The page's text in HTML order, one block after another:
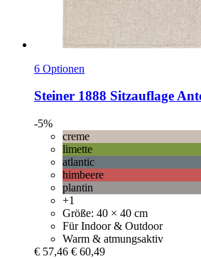
6 Optionen
Steiner 1888 Sitzauflage
-5%
creme
limette
atlantic
himbeere
plantin
+1
Größe: 40 × 40 cm
Für Indoor & Outdoor
Warm & atmungsaktiv
€ 57,46 € 60,49